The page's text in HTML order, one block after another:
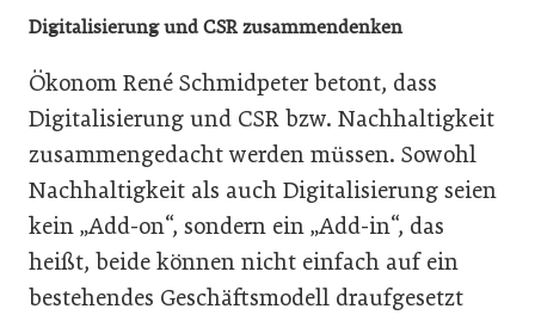
Digitalisierung und CSR zusammendenken
Ökonom René Schmidpeter betont, dass
Digitalisierung und CSR bzw. Nachhaltigkeit
zusammengedacht werden müssen. Sowohl
Nachhaltigkeit als auch Digitalisierung seien
kein „Add-on“, sondern ein „Add-in“, das
heißt, beide können nicht einfach auf ein
bestehendes Geschäftsmodell draufgesetzt